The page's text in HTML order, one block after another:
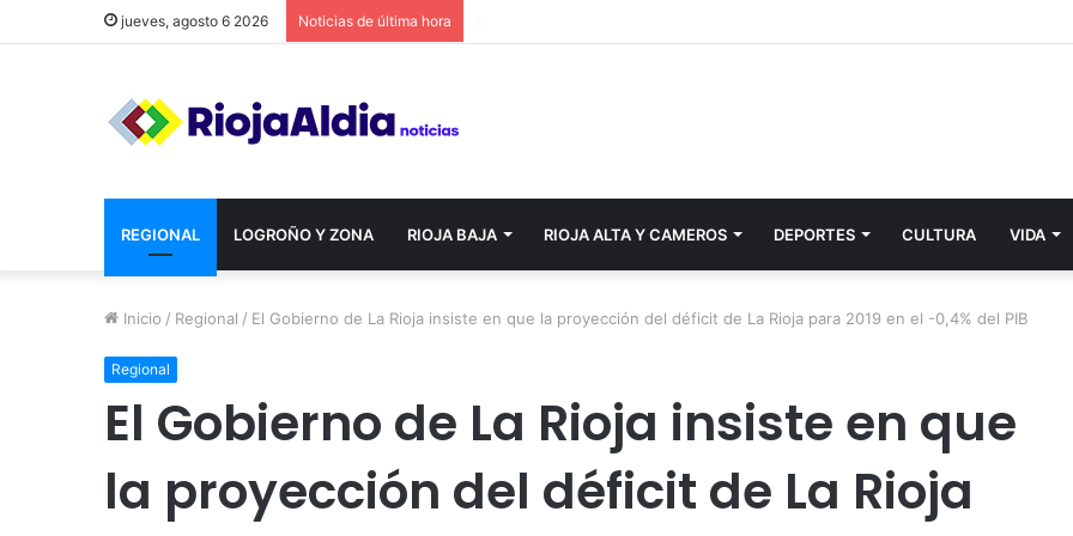
jueves, agosto 6 2026 Noticias de última hora
REGIONAL LOGROÑO Y ZONA RIOJA BAJA RIOJA ALTA Y CAMEROS DEPORTES CULTURA VIDA
Inicio / Regional / El Gobierno de La Rioja insiste en que la proyección del déficit de La Rioja para 2019 en el -0,4% del PIB
Regional
El Gobierno de La Rioja insiste en que
la proyección del déficit de La Rioja